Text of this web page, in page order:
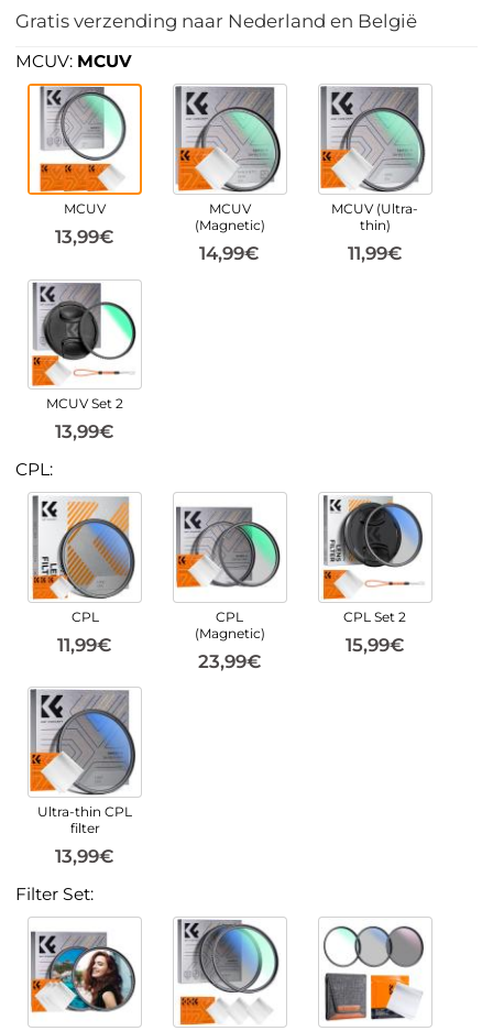
Gratis verzending naar Nederland en België
MCUV: MCUV
MCUV
13,99€
MCUV
(Magnetic)
14,99€
MCUV (Ultra-
thin)
11,99€
MCUV Set 2
13,99€
CPL:
CPL
11,99€
CPL
(Magnetic)
23,99€
CPL Set 2
15,99€
Ultra-thin CPL
filter
13,99€
Filter Set: